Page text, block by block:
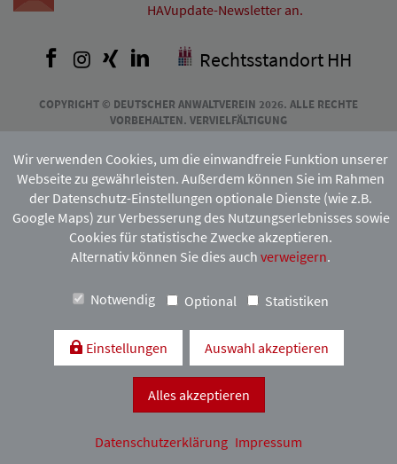
HAVupdate-Newsletter an.
Facebook
Instagram
XingLinkedInRechtsstandort HH
COPYRIGHT © DEUTSCHER ANWALTVEREIN 2026. ALLE RECHTE
VORBEHALTEN. VERVIELFÄLTIGUNG
HAMBURGISCHEN ANWALTVEREINS.
Mitgliedschaft:
Kontakt & Anfahrt Impressum Datenschutzerklärung
Wir verwenden Cookies, um die einwandfreie Funktion unserer
Webseite zu gewährleisten. Außerdem können Sie im Rahmen
der Datenschutz-Einstellungen optionale Dienste (wie z.B.
Google Maps) zur Verbesserung des Nutzungserlebnisses sowie
Cookies für statistische Zwecke akzeptieren.
Alternativ können Sie dies auch verweigern.
Notwendig Optional Statistiken
Einstellungen Auswahl akzeptieren
Alles akzeptieren
Datenschutzerklärung Impressum